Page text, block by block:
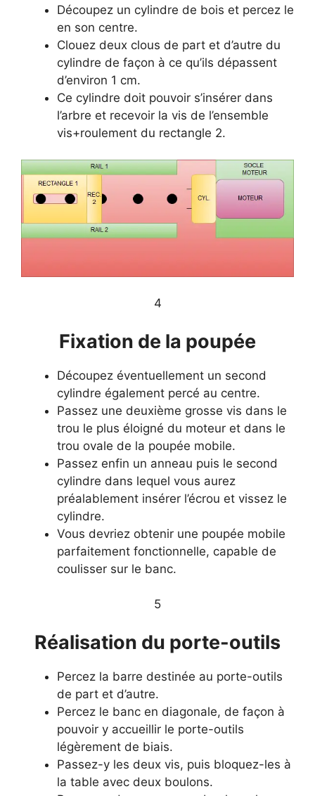
Découpez un cylindre de bois et percez le
en son centre.
Clouez deux clous de part et d’autre du
cylindre de façon à ce qu’ils dépassent
d’environ 1 cm.
Ce cylindre doit pouvoir s’insérer dans
l’arbre et recevoir la vis de l’ensemble
vis+roulement du rectangle 2.
​4
​Fixation de la poupée
Découpez éventuellement un second
cylindre également percé au centre.
Passez une deuxième grosse vis dans le
trou le plus éloigné du moteur et dans le
trou ovale de la poupée mobile.
Passez enfin un anneau puis le second
cylindre dans lequel vous aurez
préalablement insérer l’écrou et vissez le
cylindre.
Vous devriez obtenir une poupée mobile
parfaitement fonctionnelle, capable de
coulisser sur le banc.
​5
​Réalisation du porte-outils
Percez la barre destinée au porte-outils
de part et d’autre.
Percez le banc en diagonale, de façon à
pouvoir y accueillir le porte-outils
légèrement de biais.
Passez-y les deux vis, puis bloquez-les à
la table avec deux boulons.